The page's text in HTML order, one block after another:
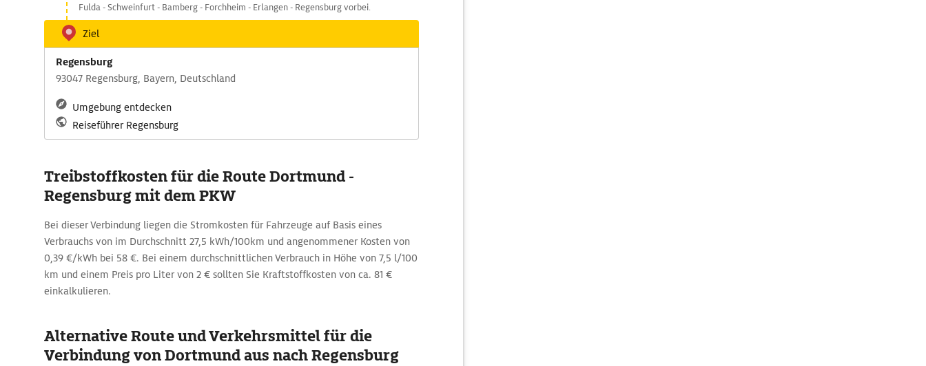
Fulda - Schweinfurt - Bamberg - Forchheim - Erlangen - Regensburg vorbei.
Ziel
Regensburg
93047 Regensburg, Bayern, Deutschland
Umgebung entdecken
Reiseführer Regensburg
Treibstoffkosten für die Route Dortmund -
Regensburg mit dem PKW
Bei dieser Verbindung liegen die Stromkosten für Fahrzeuge auf Basis eines
Verbrauchs von im Durchschnitt 27,5 kWh/100km und angenommener Kosten von
0,39 €/kWh bei 58 €. Bei einem durchschnittlichen Verbrauch in Höhe von 7,5 l/100
km und einem Preis pro Liter von 2 € sollten Sie Kraftstoffkosten von ca. 81 €
einkalkulieren.
Alternative Route und Verkehrsmittel für die
Verbindung von Dortmund aus nach Regensburg